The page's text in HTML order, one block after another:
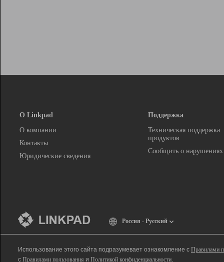
О Linkpad
О компании
Контакты
Юридические сведения
Поддержка
Техническая поддержка
продуктов
Сообщить о нарушениях
Россия - Русский
Использование этого сайта подразумевает ознакомление с Правилами
с Правилами пользования и Политикой конфиденциальности.